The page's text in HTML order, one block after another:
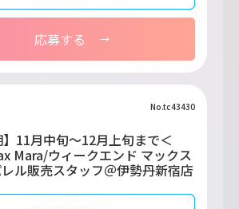
応募する
No.tc43430
11月中旬～12月上旬まで＜
Mara/ウィークエンド マックス
ル販売スタッフ＠伊勢丹新宿店